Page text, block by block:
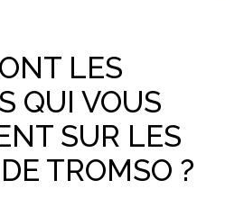
LES
QUI VOUS
SUR LES
TROMSO ?